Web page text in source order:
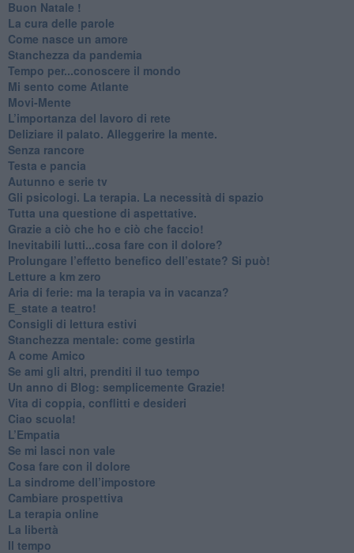
Buon Natale !
​La cura delle parole
​Come nasce un amore
Stanchezza da pandemia
​Tempo per...conoscere il mondo
​Mi sento come Atlante
​Movi-Mente
​L’importanza del lavoro di rete
​Deliziare il palato. Alleggerire la mente.
​Senza rancore
​Testa e pancia
​Autunno e serie tv
​Gli psicologi. La terapia. La necessità di spazio
​Tutta una questione di aspettative.
​Grazie a ciò che ho e ciò che faccio!
​Inevitabili lutti...cosa fare con il dolore?
Prolungare l’effetto benefico dell’estate? Si può!
​Letture a km zero
​Aria di ferie: ma la terapia va in vacanza?
​E_state a teatro!
​Consigli di lettura estivi
​Stanchezza mentale: come gestirla
​A come Amico
​Se ami gli altri, prenditi il tuo tempo
​Un anno di Blog: semplicemente Grazie!
​Vita di coppia, conflitti e desideri
​Ciao scuola!
​L’Empatia
​Se mi lasci non vale
Cosa fare con il dolore
​La sindrome dell’impostore
​Cambiare prospettiva
La terapia online
La libertà
​Il tempo